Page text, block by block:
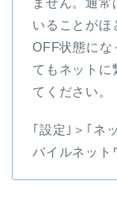
ません。通
いることがほ
OFF状態にな
てもネットに
てください。
｢設定｣＞｢ネ
バイルネット